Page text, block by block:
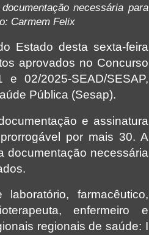
necessária para
Carmem Felix
Estado desta sexta-feira
aprovados no Concurso
02/2025-SEAD/SESAP,
Pública (Sesap).
e assinatura
por mais 30. A
documentação necessária
farmacêutico,
enfermeiro e
regionais de saúde: I